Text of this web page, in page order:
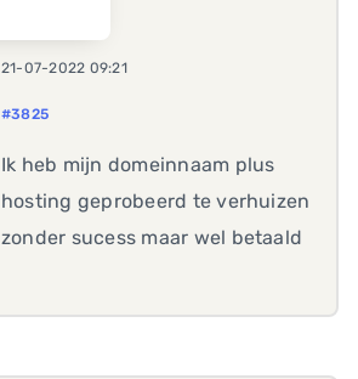
21-07-2022 09:21
#3825
Ik heb mijn domeinnaam plus
hosting geprobeerd te verhuizen
zonder sucess maar wel betaald